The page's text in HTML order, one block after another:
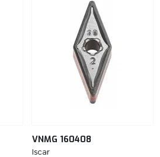
VNMG 160408
Iscar